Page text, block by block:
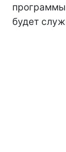
программы
будет